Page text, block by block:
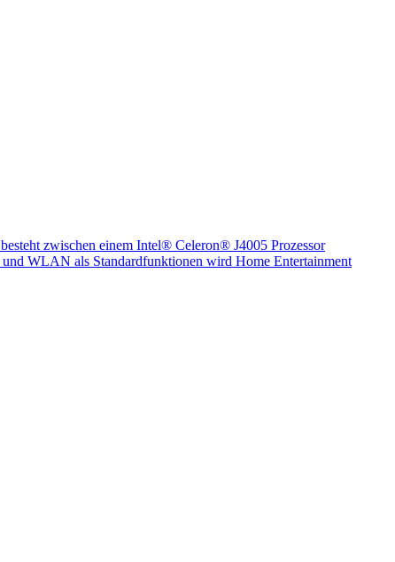
zwischen einem Intel® Celeron® J4005 Prozessor
WLAN als Standardfunktionen wird Home Entertainment